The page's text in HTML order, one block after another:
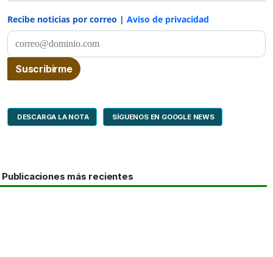
Recibe noticias por correo | Aviso de privacidad
DESCARGA LA NOTA SÍGUENOS EN GOOGLE NEWS
Publicaciones más recientes